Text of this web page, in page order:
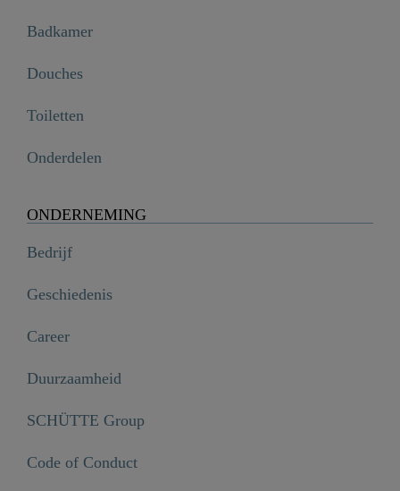
Badkamer
Douches
Toiletten
Onderdelen
ONDERNEMING
Bedrijf
Geschiedenis
Career
Duurzaamheid
SCHÜTTE Group
Code of Conduct